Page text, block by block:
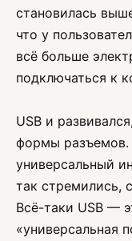
становилась
что у
всё больше
подключаться к
USB и
формы разъемов.
универсальный
так стремились,
Всё-таки USB —
«универсальная